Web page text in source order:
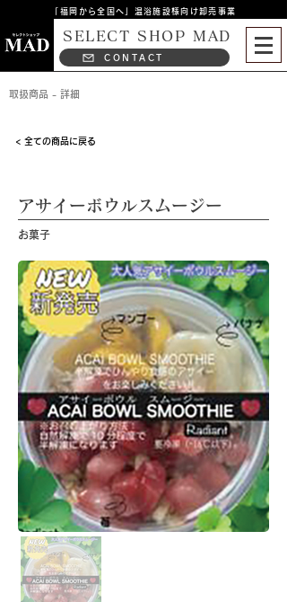
「福岡から全国へ」温浴施設様向け卸売事業
SELECT SHOP MAD
CONTACT
取扱商品 - 詳細
< 全ての商品に戻る
アサイーボウルスムージー
お菓子